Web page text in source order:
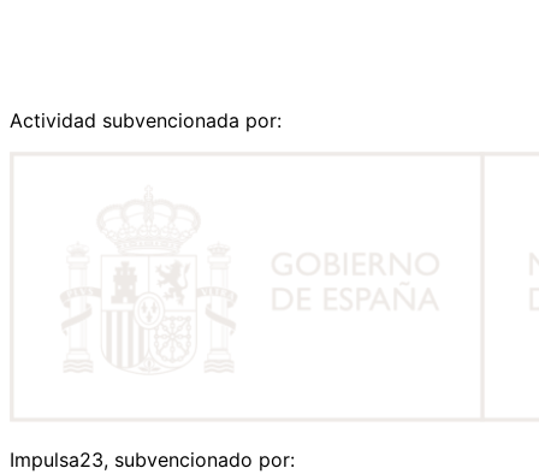
Actividad subvencionada por:
Impulsa23, subvencionado por: